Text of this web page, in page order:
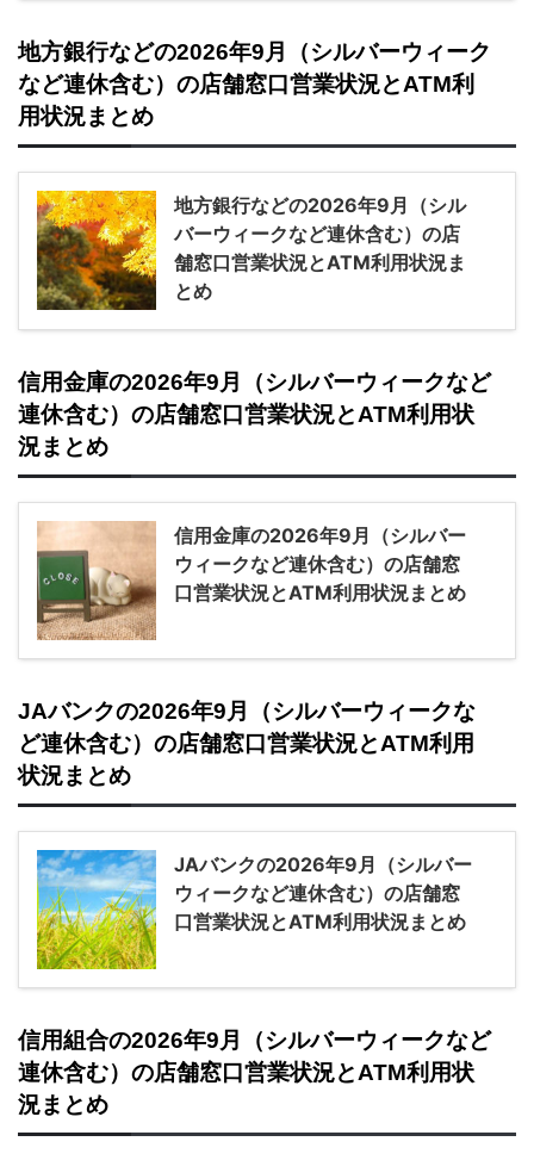
地方銀行などの2026年9月（シルバーウィーク
など連休含む）の店舗窓口営業状況とATM利
用状況まとめ
地方銀行などの2026年9月（シル
バーウィークなど連休含む）の店
舗窓口営業状況とATM利用状況ま
とめ
信用金庫の2026年9月（シルバーウィークなど
連休含む）の店舗窓口営業状況とATM利用状
況まとめ
信用金庫の2026年9月（シルバー
ウィークなど連休含む）の店舗窓
口営業状況とATM利用状況まとめ
JAバンクの2026年9月（シルバーウィークな
ど連休含む）の店舗窓口営業状況とATM利用
状況まとめ
JAバンクの2026年9月（シルバー
ウィークなど連休含む）の店舗窓
口営業状況とATM利用状況まとめ
信用組合の2026年9月（シルバーウィークなど
連休含む）の店舗窓口営業状況とATM利用状
況まとめ